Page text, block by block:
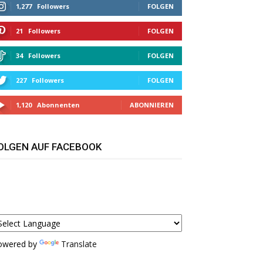
1,277 Followers FOLGEN
21 Followers FOLGEN
34 Followers FOLGEN
227 Followers FOLGEN
1,120 Abonnenten ABONNIEREN
AUF FACEBOOK
by Translate